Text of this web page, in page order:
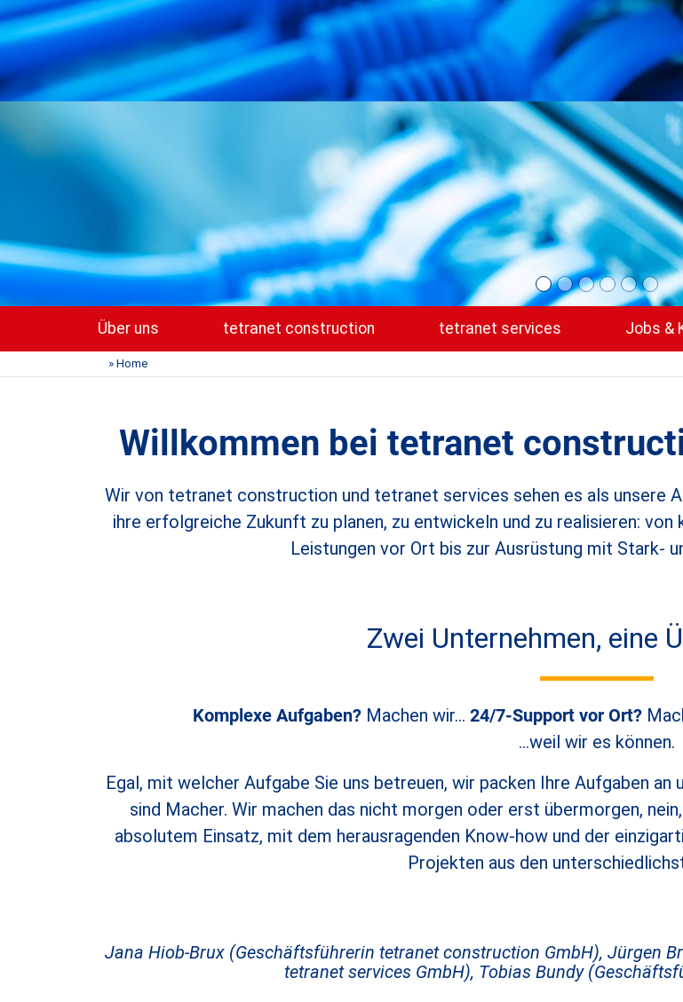
Über uns tetranet construction tetranet services Jobs &
» Home
Willkommen bei tetranet
Wir von tetranet construction und tetranet services sehen es als unsere
ihre erfolgreiche Zukunft zu planen, zu entwickeln und zu realisieren:
Leistungen vor Ort bis zur Ausrüstung mit Stark-
Zwei Unternehmen, eine
Komplexe Aufgaben?Machen wir… 24/7-Support vor Ort?
…weil wir es können.
Egal, mit welcher Aufgabe Sie uns betreuen, wir packen Ihre Aufgaben an
sind Macher. Wir machen das nicht morgen oder erst übermorgen,
absolutem Einsatz, mit dem herausragenden Know-how und der
Projekten aus den
Jana Hiob-Brux (Geschäftsführerin tetranet construction GmbH), Jürgen
tetranet services GmbH), Tobias Bundy